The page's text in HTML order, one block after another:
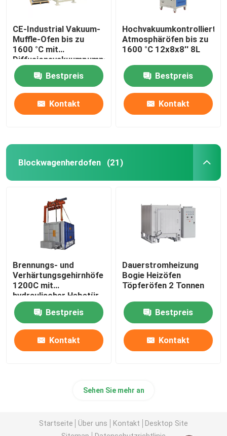
CE-Industrial Vakuum-
Muffle-Ofen bis zu
1600 °C mit
Diffusionsvakuumpumpen
Bestpreis
Kontakt
Hochvakuumkontrollierter
Atmosphäröfen bis zu
1600 °C 12x8x8′′ 8L
Bestpreis
Kontakt
Blockwagenherdofen (21)
Brennungs- und
Verhärtungsgehirnhöfe
1200C mit
hydraulischer Hebetür
Bestpreis
Kontakt
Dauerstromheizung
Bogie Heizöfen
Töpferöfen 2 Tonnen
Bestpreis
Kontakt
Sehen Sie mehr an
Startseite Über uns Kontakt
Desktop Site